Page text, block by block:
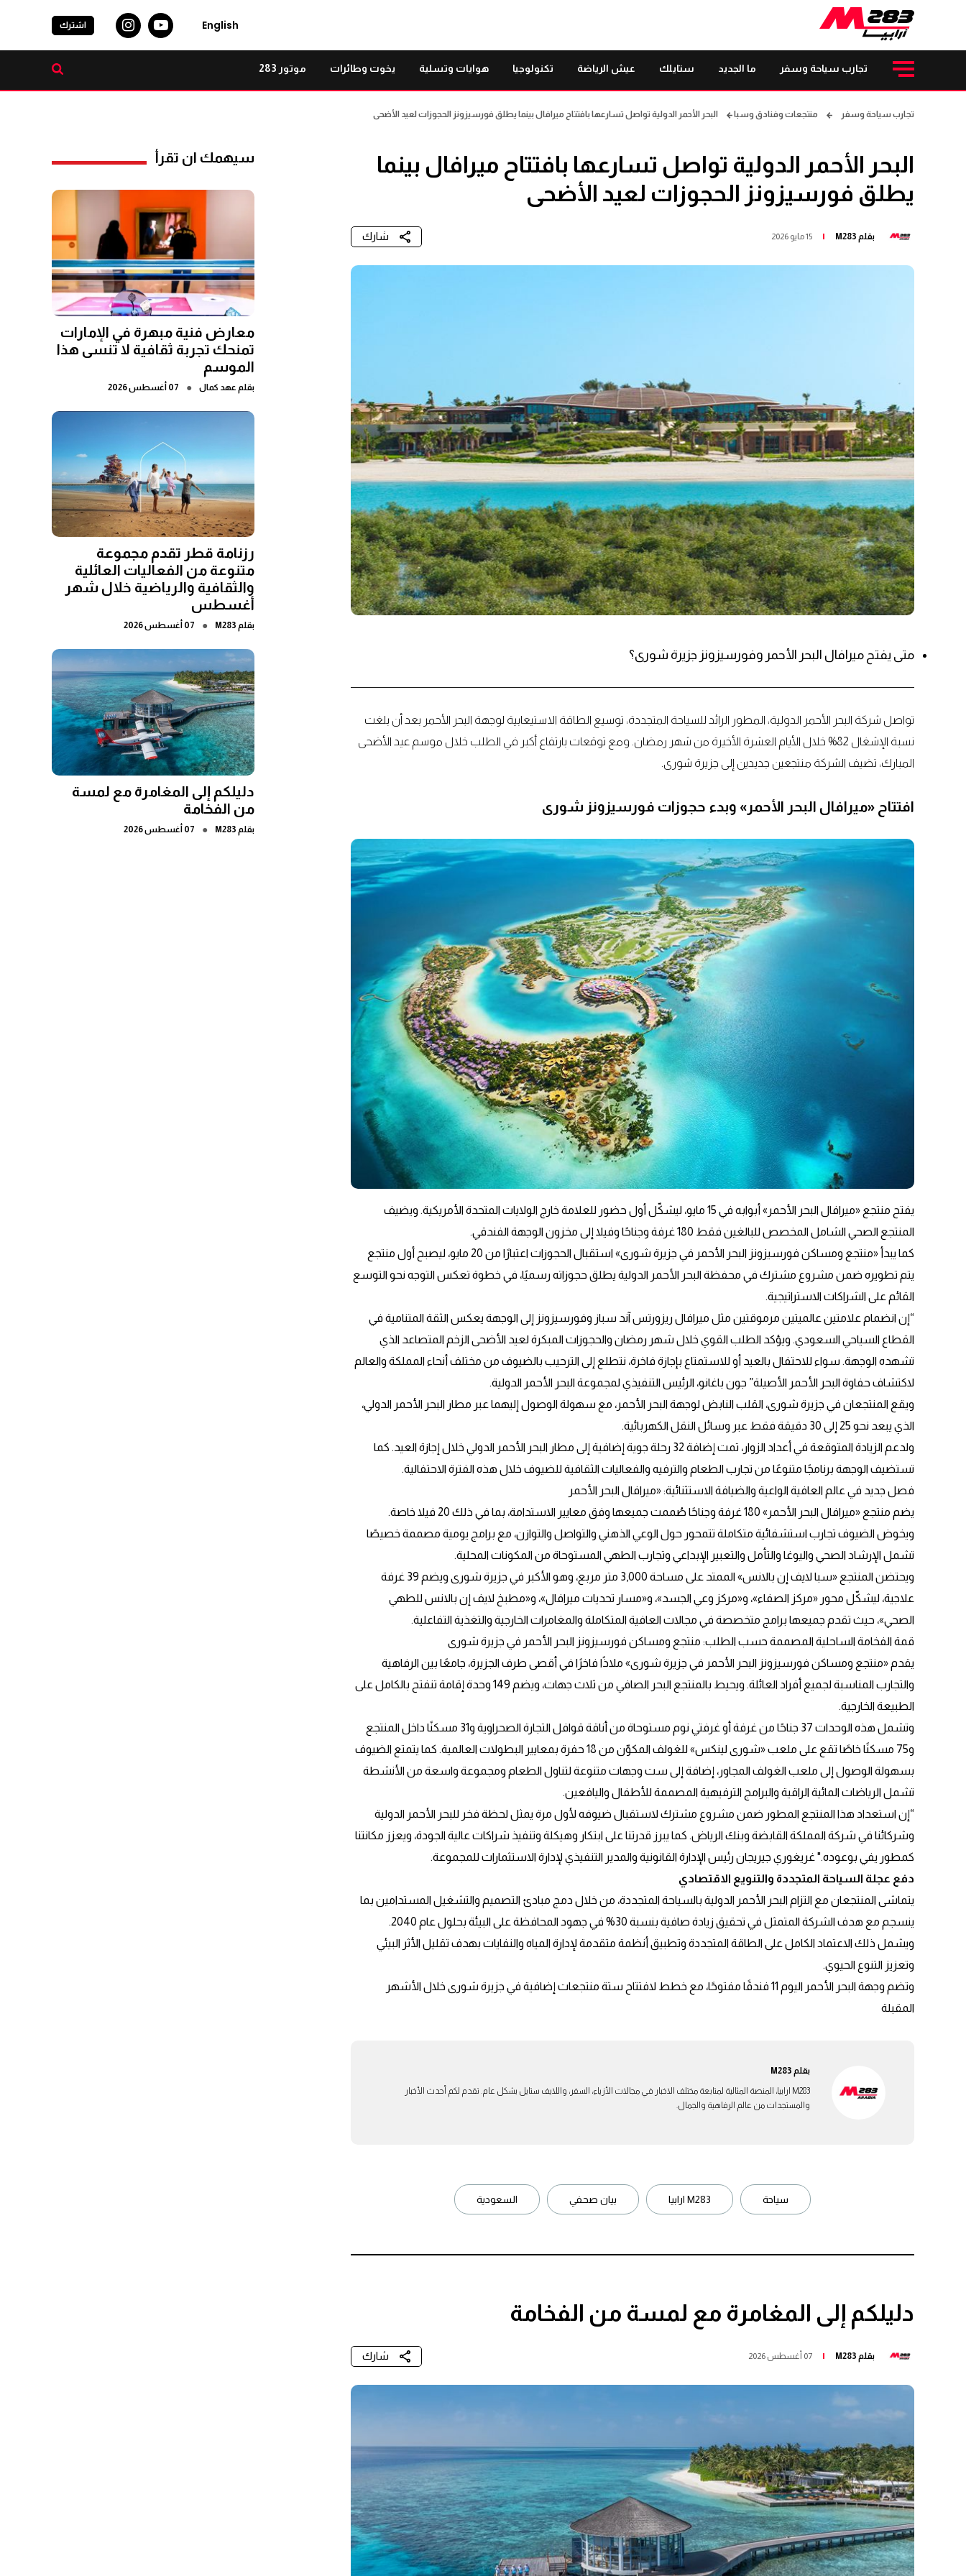
English اشترك
تجارب سياحة وسفر ما الجديد ستايلك عيش الرياضة تكنولوجيا هوايات وتسلية يخوت وطائرات موتور 283
تجارب سياحة وسفر منتجعات وفنادق وسبا البحر الأحمر الدولية تواصل تسارعها بافتتاح ميرافال بينما يطلق فورسيزونز الحجوزات لعيد الأضحى
البحر الأحمر الدولية تواصل تسارعها بافتتاح ميرافال بينما
يطلق فورسيزونز الحجوزات لعيد الأضحى
بقلم M283 15 مايو 2026 شارك
متى يفتح ميرافال البحر الأحمر وفورسيزونز جزيرة شورى؟
تواصل شركة البحر الأحمر الدولية، المطور الرائد للسياحة المتجددة، توسيع الطاقة الاستيعابية لوجهة البحر الأحمر بعد أن بلغت
نسبة الإشغال 82% خلال الأيام العشرة الأخيرة من شهر رمضان. ومع توقعات بارتفاع أكبر في الطلب خلال موسم عيد الأضحى
المبارك، تضيف الشركة منتجعين جديدين إلى جزيرة شورى.
افتتاح «ميرافال البحر الأحمر» وبدء حجوزات فورسيزونز شورى
يفتح منتجع «ميرافال البحر الأحمر» أبوابه في 15 مايو، ليشكّل أول حضور للعلامة خارج الولايات المتحدة الأمريكية. ويضيف
المنتجع الصحي الشامل المخصص للبالغين فقط 180 غرفة وجناحًا وفيلا إلى مخزون الوجهة الفندقي.
كما يبدأ «منتجع ومساكن فورسيزونز البحر الأحمر في جزيرة شورى» استقبال الحجوزات اعتبارًا من 20 مايو، ليصبح أول منتجع
يتم تطويره ضمن مشروع مشترك في محفظة البحر الأحمر الدولية يطلق حجوزاته رسميًا، في خطوة تعكس التوجه نحو التوسع
القائم على الشراكات الاستراتيجية.
“إن انضمام علامتين عالميتين مرموقتين مثل ميرافال ريزورتس آند سباز وفورسيزونز إلى الوجهة يعكس الثقة المتنامية في
القطاع السياحي السعودي. ويؤكد الطلب القوي خلال شهر رمضان والحجوزات المبكرة لعيد الأضحى الزخم المتصاعد الذي
تشهده الوجهة. سواء للاحتفال بالعيد أو للاستمتاع بإجازة فاخرة، نتطلع إلى الترحيب بالضيوف من مختلف أنحاء المملكة والعالم
لاكتشاف حفاوة البحر الأحمر الأصيلة” جون باغانو، الرئيس التنفيذي لمجموعة البحر الأحمر الدولية.
ويقع المنتجعان في جزيرة شورى، القلب النابض لوجهة البحر الأحمر، مع سهولة الوصول إليهما عبر مطار البحر الأحمر الدولي،
الذي يبعد نحو 25 إلى 30 دقيقة فقط عبر وسائل النقل الكهربائية.
ولدعم الزيادة المتوقعة في أعداد الزوار، تمت إضافة 32 رحلة جوية إضافية إلى مطار البحر الأحمر الدولي خلال إجازة العيد. كما
تستضيف الوجهة برنامجًا متنوعًا من تجارب الطعام والترفيه والفعاليات الثقافية للضيوف خلال هذه الفترة الاحتفالية.
فصل جديد في عالم العافية الواعية والضيافة الاستثنائية: «ميرافال البحر الأحمر
يضم منتجع «ميرافال البحر الأحمر» 180 غرفة وجناحًا صُممت جميعها وفق معايير الاستدامة، بما في ذلك 20 فيلا خاصة.
ويخوض الضيوف تجارب استشفائية متكاملة تتمحور حول الوعي الذهني والتواصل والتوازن، مع برامج يومية مصممة خصيصًا
تشمل الإرشاد الصحي واليوغا والتأمل والتعبير الإبداعي وتجارب الطهي المستوحاة من المكونات المحلية.
ويحتضن المنتجع «سبا لايف إن بالانس» الممتد على مساحة 3,000 متر مربع، وهو الأكبر في جزيرة شورى ويضم 39 غرفة
علاجية، ليشكّل محور «مركز الصفاء»، و«مركز وعي الجسد»، و«مسار تحديات ميرافال»، و«مطبخ لايف إن بالانس للطهي
الصحي»، حيث تقدم جميعها برامج متخصصة في مجالات العافية المتكاملة والمغامرات الخارجية والتغذية التفاعلية.
قمة الفخامة الساحلية المصممة حسب الطلب: منتجع ومساكن فورسيزونز البحر الأحمر في جزيرة شورى
يقدم «منتجع ومساكن فورسيزونز البحر الأحمر في جزيرة شورى» ملاذًا فاخرًا في أقصى طرف الجزيرة، جامعًا بين الرفاهية
والتجارب المناسبة لجميع أفراد العائلة. ويحيط بالمنتجع البحر الصافي من ثلاث جهات، ويضم 149 وحدة إقامة تنفتح بالكامل على
الطبيعة الخارجية.
وتشمل هذه الوحدات 37 جناحًا من غرفة أو غرفتي نوم مستوحاة من أناقة قوافل التجارة الصحراوية و31 مسكنًا داخل المنتجع
و75 مسكنًا خاصًا تقع على ملعب «شورى لينكس» للغولف المكوّن من 18 حفرة بمعايير البطولات العالمية. كما يتمتع الضيوف
بسهولة الوصول إلى ملعب الغولف المجاور، إضافة إلى ست وجهات متنوعة لتناول الطعام ومجموعة واسعة من الأنشطة
تشمل الرياضات المائية الراقية والبرامج الترفيهية المصممة للأطفال واليافعين.
“إن استعداد هذا المنتجع المطور ضمن مشروع مشترك لاستقبال ضيوفه لأول مرة يمثل لحظة فخر للبحر الأحمر الدولية
وشركائنا في شركة المملكة القابضة وبنك الرياض. كما يبرز قدرتنا على ابتكار وهيكلة وتنفيذ شراكات عالية الجودة، ويعزز مكانتنا
كمطور يفي بوعوده." غريغوري جيريجان رئيس الإدارة القانونية والمدير التنفيذي لإدارة الاستثمارات للمجموعة.
دفع عجلة السياحة المتجددة والتنويع الاقتصادي
يتماشى المنتجعان مع التزام البحر الأحمر الدولية بالسياحة المتجددة، من خلال دمج مبادئ التصميم والتشغيل المستدامين بما
ينسجم مع هدف الشركة المتمثل في تحقيق زيادة صافية بنسبة 30% في جهود المحافظة على البيئة بحلول عام 2040.
ويشمل ذلك الاعتماد الكامل على الطاقة المتجددة وتطبيق أنظمة متقدمة لإدارة المياه والنفايات بهدف تقليل الأثر البيئي
وتعزيز التنوع الحيوي.
وتضم وجهة البحر الأحمر اليوم 11 فندقًا مفتوحًا، مع خطط لافتتاح ستة منتجعات إضافية في جزيرة شورى خلال الأشهر
المقبلة
بقلم M283
M283 ارابيا، المنصة المثالية لمتابعة مختلف الاخبار في مجالات الأزياء، السفر، واللايف ستايل بشكل عام. تقدم لكم أحدث الأخبار
والمستجدات من عالم الرفاهية والجمال.
سياحة M283 ارابيا بيان صحفي السعودية
دليلكم إلى المغامرة مع لمسة من الفخامة
بقلم M283 07 أغسطس 2026 شارك
سيهمك ان تقرأ
معارض فنية مبهرة في الإمارات
تمنحك تجربة ثقافية لا تنسى هذا
الموسم
بقلم عهد كمال ● 07 أغسطس 2026
رزنامة قطر تقدم مجموعة
متنوعة من الفعاليات العائلية
والثقافية والرياضية خلال شهر
أغسطس
بقلم M283
● 07 أغسطس 2026
دليلكم إلى المغامرة مع لمسة
من الفخامة
بقلم M283
● 07 أغسطس 2026